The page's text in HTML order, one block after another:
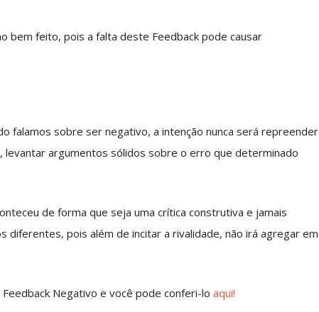
bem feito, pois a falta deste Feedback pode causar
falamos sobre ser negativo, a intenção nunca será repreender
levantar argumentos sólidos sobre o erro que determinado
de forma que seja uma crítica construtiva e jamais
diferentes, pois além de incitar a rivalidade, não irá agregar em
Negativo e você pode conferi-loaqui!